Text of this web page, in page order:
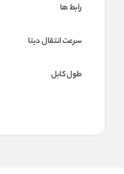
رابط ها
سرعت انتقال دیتا
طول کابل